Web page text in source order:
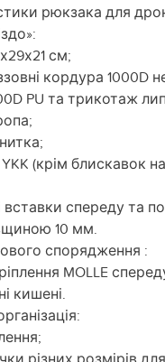
рюкзака для
см;
кордура 1000D
PU та трикотаж
(крім блискавок
вставки спереду та
10 мм.
спорядження :
MOLLE
кишені.